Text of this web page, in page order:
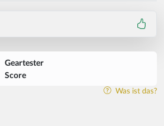
Geartester
Score
Was ist das?